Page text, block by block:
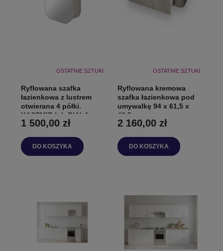
OSTATNIE SZTUKI
Ryflowana szafka
łazienkowa z lustrem
otwierana 4 półki.
KASZMIR lub BIAŁA
1 500,00 zł
DO KOSZYKA
OSTATNIE SZTUKI
Ryflowana kremowa
szafka łazienkowa pod
umywalkę 94 x 61,5 x
48,5 cm
2 160,00 zł
DO KOSZYKA